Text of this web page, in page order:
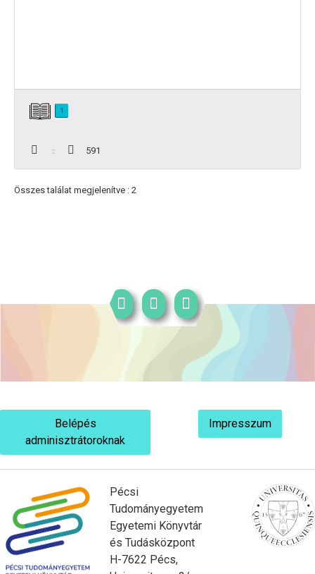
1
591
Összes találat megjelenítve : 2
Belépés
adminisztrátoroknak
Impresszum
Pécsi
Tudományegyetem
Egyetemi Könyvtár
és Tudásközpont
H-7622 Pécs,